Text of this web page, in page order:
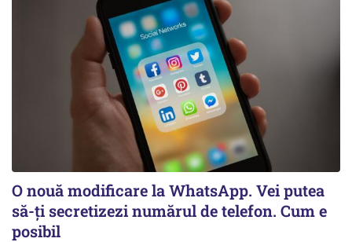
O nouă modificare la WhatsApp. Vei putea
să-ți secretizezi numărul de telefon. Cum e
posibil